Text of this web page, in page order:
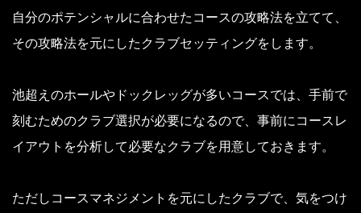
自分のポテンシャルに合わせたコースの攻略法を立てて、
その攻略法を元にしたクラブセッティングをします。
池超えのホールやドックレッグが多いコースでは、手前で
刻むためのクラブ選択が必要になるので、事前にコースレ
イアウトを分析して必要なクラブを用意しておきます。
ただしコースマネジメントを元にしたクラブで、気をつけ